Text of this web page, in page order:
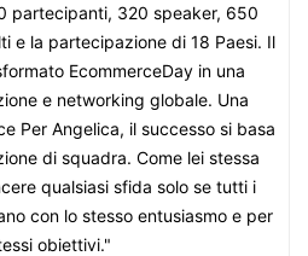
partecipanti, 320 speaker, 650
e la partecipazione di 18 Paesi. Il
EcommerceDay in una
e networking globale. Una
Per Angelica, il successo si basa
di squadra. Come lei stessa
qualsiasi sfida solo se tutti i
con lo stesso entusiasmo e per
obiettivi."